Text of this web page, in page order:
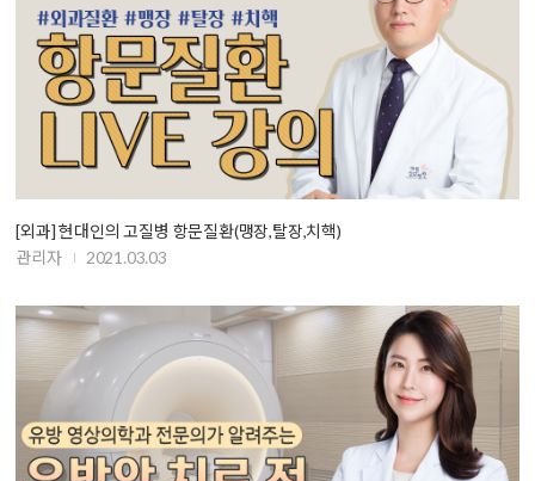
[외과] 현대인의 고질병 항문질환(맹장,탈장,치핵)
관리자
2021.03.03